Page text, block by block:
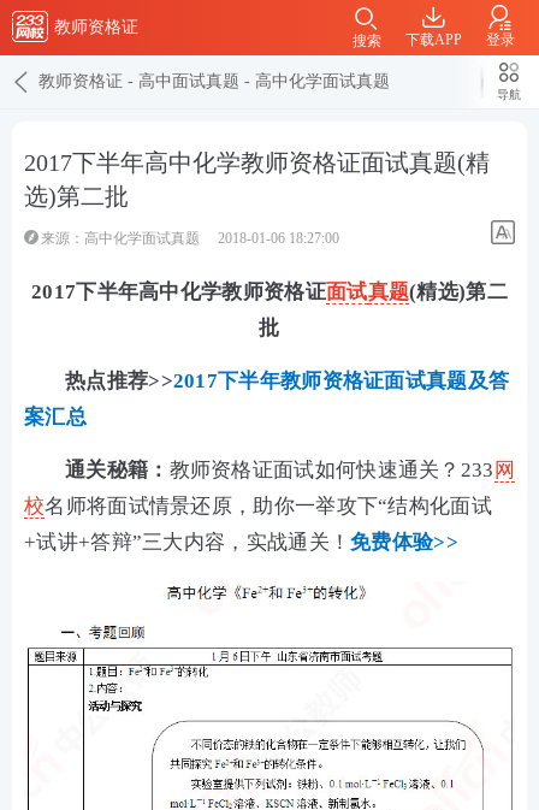
教师资格证
下载APP 登录
搜索
教师资格证 - 高中面试真题 - 高中化学面试真题
导航
2017下半年高中化学教师资格证面试真题(精
选)第二批
来源： 高中化学面试真题 2018-01-06 18:27:00
2017下半年高中化学教师资格证面试真题(精选)第二
批
热点推荐>>2017下半年教师资格证面试真题及答
案汇总
通关秘籍： 教师资格证面试如何快速通关？233 网
校名师将面试情景还原，助你一举攻下“结构化面试
+试讲+答辩”三大内容，实战通关！免费体验>>